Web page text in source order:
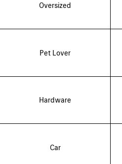
Oversized
Pet Lover
Hardware
Car